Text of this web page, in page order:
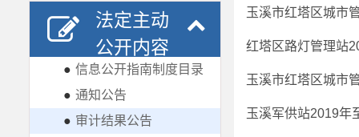
法定主动
公开内容
● 信息公开指南制度目录
● 通知公告
● 审计结果公告
红塔区路灯管理站
玉溪市红塔区城市
玉溪军供站2019年